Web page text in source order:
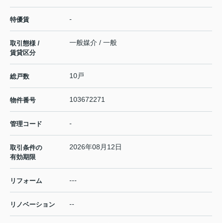
特優賃 -
取引態様 /
賃貸区分
一般媒介 / 一般
総戸数 10戸
物件番号 103672271
管理コード -
取引条件の
有効期限
2026年08月12日
リフォーム ---
リノベーション --